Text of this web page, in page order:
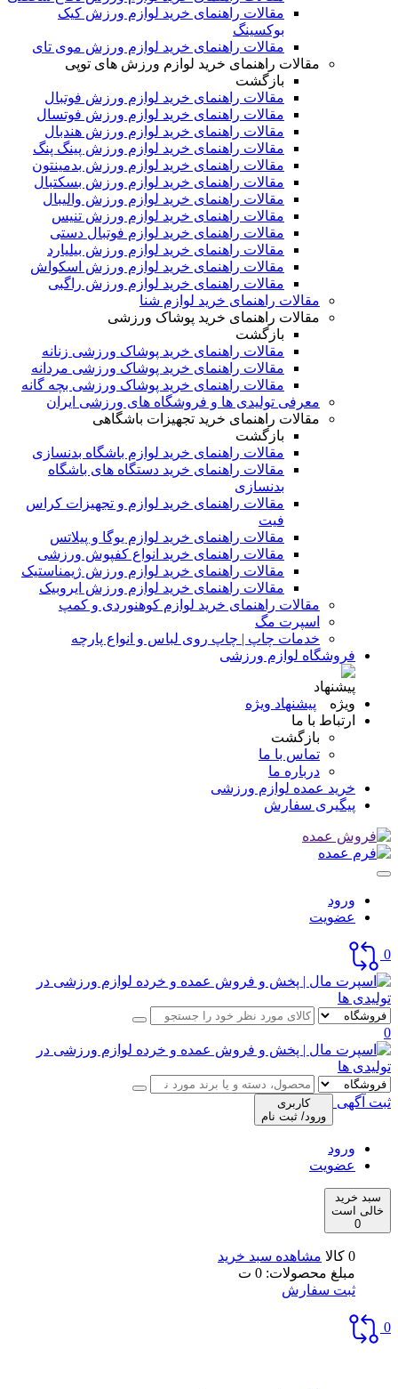
مقالات راهنمای خرید لوازم ورزش کیک
بوکسینگ
مقالات راهنمای خرید لوازم ورزش موی تای
مقالات راهنمای خرید لوازم ورزش های توپی
بازگشت
مقالات راهنمای خرید لوازم ورزش فوتبال
مقالات راهنمای خرید لوازم ورزش فوتسال
مقالات راهنمای خرید لوازم ورزش هندبال
مقالات راهنمای خرید لوازم ورزش پینگ پنگ
مقالات راهنمای خرید لوازم ورزش بدمینتون
مقالات راهنمای خرید لوازم ورزش بسکتبال
مقالات راهنمای خرید لوازم ورزش والیبال
مقالات راهنمای خرید لوازم ورزش تنیس
مقالات راهنمای خرید لوازم فوتبال دستی
مقالات راهنمای خرید لوازم ورزش بیلیارد
مقالات راهنمای خرید لوازم ورزش اسکواش
مقالات راهنمای خرید لوازم ورزش راگبی
مقالات راهنمای خرید لوازم شنا
مقالات راهنمای خرید پوشاک ورزشی
بازگشت
مقالات راهنمای خرید پوشاک ورزشی زنانه
مقالات راهنمای خرید پوشاک ورزشی مردانه
مقالات راهنمای خرید پوشاک ورزشی بچه گانه
معرفی تولیدی ها و فروشگاه های ورزشی ایران
مقالات راهنمای خرید تجهیزات باشگاهی
بازگشت
مقالات راهنمای خرید لوازم باشگاه بدنسازی
مقالات راهنمای خرید دستگاه های باشگاه
بدنسازی
مقالات راهنمای خرید لوازم و تجهیزات کراس
فیت
مقالات راهنمای خرید لوازم یوگا و پیلاتس
مقالات راهنمای خرید انواع کفپوش ورزشی
مقالات راهنمای خرید لوازم ورزش ژیمناستیک
مقالات راهنمای خرید لوازم ورزش ایروبیک
مقالات راهنمای خرید لوازم کوهنوردی و کمپ
اسپرت مگ
خدمات چاپ | چاپ روی لباس و انواع پارچه
فروشگاه لوازم ورزشی
پیشنهاد ویژه
ارتباط با ما
بازگشت
تماس با ما
درباره ما
خرید عمده لوازم ورزشی
پیگیری سفارش
ورود
عضویت
0
0
ثبت آگهی
کاربری
ورود/ ثبت نام
ورود
عضویت
سبد خرید
خالی است
0
0 کالا
مشاهده سبد خرید
مبلغ محصولات: 0 ت
ثبت سفارش
0